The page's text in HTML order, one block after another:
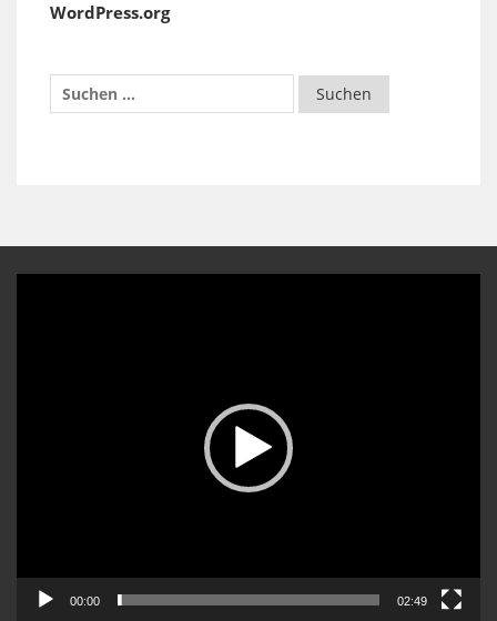
WordPress.org
00:00 02:49